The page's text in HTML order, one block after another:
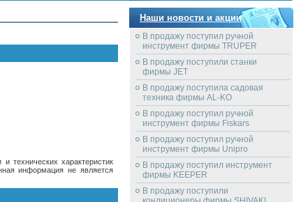
технических характеристик
информация не является
Наши новости и акции
В продажу поступил ручной
инструмент фирмы TRUPER
В продажу поступили станки
фирмы JET
В продажу поступила садовая
техника фирмы AL-KO
В продажу поступил ручной
инструмент фирмы Fiskars
В продажу поступил ручной
инструмент фирмы Unipro
В продажу поступил инструмент
фирмы KEEPER
В продажу поступили